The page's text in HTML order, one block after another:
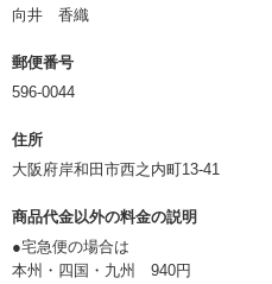
向井 香織
郵便番号
596-0044
住所
大阪府岸和田市西之内町13-41
商品代金以外の料金の説明
●宅急便の場合は
本州・四国・九州 940円